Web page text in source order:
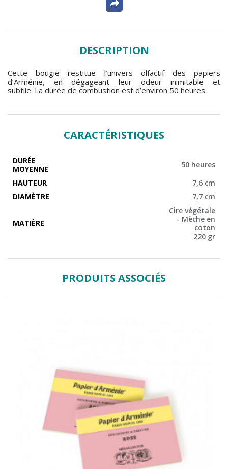
DESCRIPTION
Cette bougie restitue l’univers olfactif des papiers
d’Arménie, en dégageant leur odeur inimitable et
subtile. La durée de combustion est d’environ 50 heures.
CARACTÉRISTIQUES
DURÉE
MOYENNE
50 heures
HAUTEUR
7,6 cm
DIAMÈTRE
7,7 cm
MATIÈRE
Cire végétale
- Mèche en
coton
220 gr
PRODUITS ASSOCIÉS